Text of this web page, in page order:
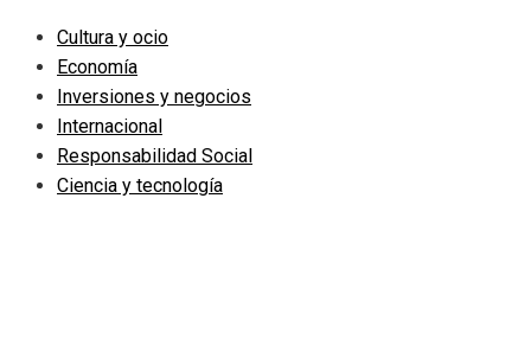
Cultura y ocio
Economía
Inversiones y negocios
Internacional
Responsabilidad Social
Ciencia y tecnología